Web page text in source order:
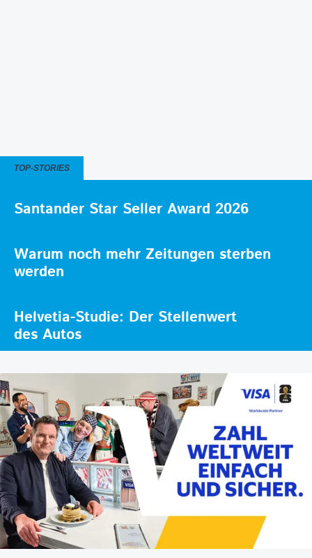
TOP-STORIES
Santander Star Seller Award 2026
Warum noch mehr Zeitungen sterben
werden
Helvetia-Studie: Der Stellenwert
des Autos